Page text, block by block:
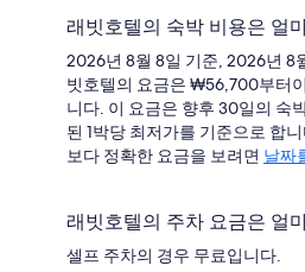
래빗호텔의 숙박 비용은 얼
2026년 8월 8일 기준, 2026년 8
빗호텔의 요금은 ₩56,700부터
니다. 이 요금은 향후 30일의 숙
된 1박당 최저가를 기준으로 합
보다 정확한 요금을 보려면 날짜
래빗호텔의 주차 요금은 얼
셀프 주차의 경우 무료입니다.